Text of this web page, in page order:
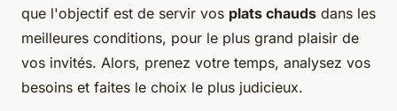
que l'objectif est de servir vos plats chauds dans les
meilleures conditions, pour le plus grand plaisir de
vos invités. Alors, prenez votre temps, analysez vos
besoins et faites le choix le plus judicieux.